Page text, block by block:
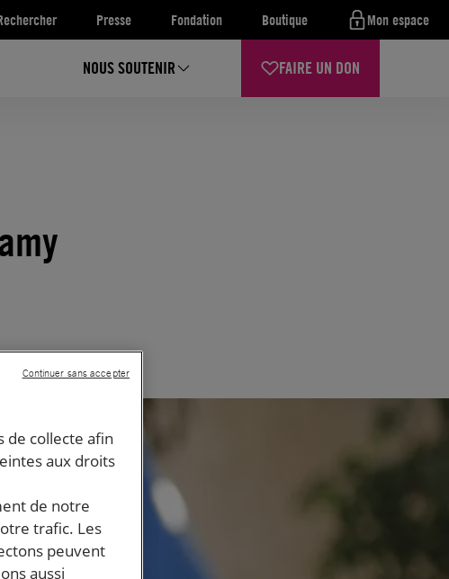
Presse Fondation Boutique Mon espace
NOUS SOUTENIR FAIRE UN DON
de collecte afin
aux droits
de notre
trafic. Les
peuvent
aussi
Continuer sans accepter